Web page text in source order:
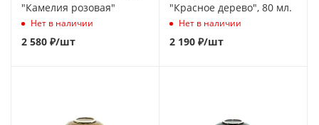
"Камелия розовая"
Нет в наличии
2 580 ₽/шт
"Красное дерево", 80 мл.
Нет в наличии
2 190 ₽/шт